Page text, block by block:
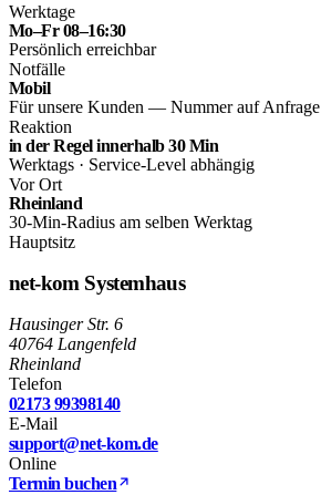
Werktage
Mo–Fr 08–16:30
Persönlich erreichbar
Notfälle
Mobil
Für unsere Kunden — Nummer auf Anfrage
Reaktion
in der Regel innerhalb 30 Min
Werktags · Service-Level abhängig
Vor Ort
Rheinland
30-Min-Radius am selben Werktag
Hauptsitz
net-kom Systemhaus
Hausinger Str. 6
40764 Langenfeld
Rheinland
Telefon
02173 99398140
E-Mail
support@net-kom.de
Online
Termin buchen